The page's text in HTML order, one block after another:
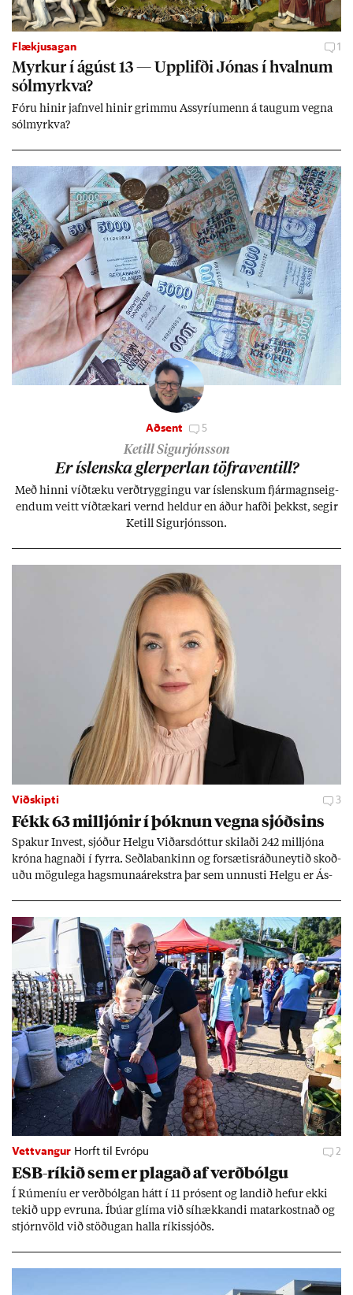
Flækjusagan 1
Myrk­ur í ág­úst 13 — Upp­lifði Jón­as í hvaln­um
sól­myrkva?
Fóru hinir jafn­vel hinir grimmu Ass­yríu­menn á taug­um vegna
sól­myrkva?
Aðsent 5
Ketill Sigurjónsson
Er ís­lenska glerperl­an töfra­ventill?
Með hinni víð­tæku verð­trygg­ingu var ís­lensk­um fjár­magns­eig­
end­um veitt víð­tæk­ari vernd held­ur en áð­ur hafði þekkst, seg­ir
Ketill Sig­ur­jóns­son.
Viðskipti 3
Fékk 63 millj­ón­ir í þókn­un vegna sjóðs­ins
Spak­ur In­vest, sjóð­ur Helgu Við­ars­dótt­ur skil­aði 242 millj­óna
króna hagn­aði í fyrra. Seðla­bank­inn og for­sæt­is­ráðu­neyt­ið skoð­
uðu mögu­lega hags­muna­árekstra þar sem unnusti Helgu er Ás­
Vettvangur Horft til Evrópu 2
ESB-rík­ið sem er plag­að af verð­bólgu
Í Rúm­en­íu er verð­bólg­an hátt í 11 pró­sent og land­ið hef­ur ekki
tek­ið upp evr­una. Íbú­ar glíma við sí­hækk­andi mat­ar­kostn­að og
stjórn­völd við stöð­ug­an halla rík­is­sjóðs.